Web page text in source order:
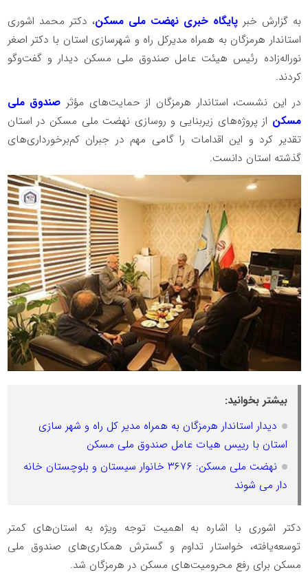
به گزارش خبر پایگاه خبری نهضت ملی مسکن، دکتر محمد اشوری
استاندار هرمزگان به همراه مدیرکل راه و شهرسازی استان با دکتر اصغر
نوراله‌زاده رئیس هیئت عامل صندوق ملی مسکن دیدار و گفت‌وگو
کردند.
در این نشست، استاندار هرمزگان از حمایت‌های مؤثر صندوق ملی
مسکن از پروژه‌های زیربنایی و روسازی نهضت ملی مسکن در استان
تقدیر کرد و این اقدامات را گامی مهم در جبران کم‌برخورداری‌های
گذشته استان دانست.
بیشتر بخوانید:
دیدار استاندار هرمزگان به همراه مدیر کل راه و شهر سازی
استان با رییس هیات عامل صندوق ملی مسکن
نهضت ملی مسکن: ۳۶۷۶ خانوار سیستان و بلوچستان خانه
دار می شوند
دکتر اشوری با اشاره به اهمیت توجه ویژه به استان‌های کمتر
توسعه‌یافته، خواستار تداوم و گسترش همکاری‌های صندوق ملی
مسکن برای رفع محرومیت‌های مسکن در هرمزگان شد.